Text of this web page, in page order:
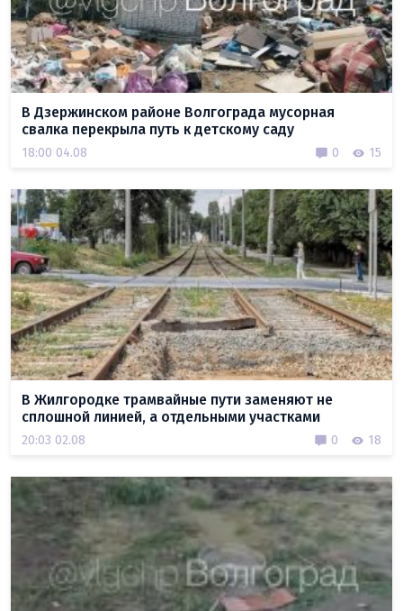
В Дзержинском районе Волгограда мусорная
свалка перекрыла путь к детскому саду
18:00 04.08 0 15
В Жилгородке трамвайные пути заменяют не
сплошной линией, а отдельными участками
20:03 02.08 0 18